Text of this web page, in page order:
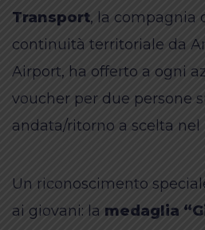
Transport, la compagnia
continuità territoriale da
Airport, ha offerto a ogni
voucher per due persone
andata/ritorno a scelta
Un riconoscimento
ai giovani: la medaglia